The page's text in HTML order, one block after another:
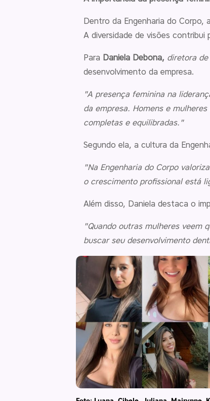
Dentro da Engenharia do Corpo,
A diversidade de visões contribui
Para Daniela Debona, diretora
desenvolvimento da empresa.
"A presença feminina na
da empresa. Homens e
completas e equilibradas."
Segundo ela, a cultura da
"Na Engenharia do Corpo
o crescimento profissional está
Além disso, Daniela destaca o
"Quando outras mulheres veem
buscar seu desenvolvimento